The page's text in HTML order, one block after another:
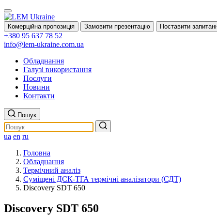
Комерційна пропозиція Замовити презентацію Поставити
+380 95 637 78 52
info@lem-ukraine.com.ua
Обладнання
Галузі використання
Послуги
Новини
Контакти
Пошук
ua en ru
Головна
Обладнання
Термічний аналіз
Суміщені ДСК-ТГА термічні аналізатори (СДТ)
Discovery SDT 650
Discovery SDT 650